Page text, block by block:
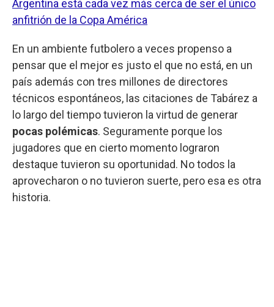
Argentina está cada vez más cerca de ser el único
anfitrión de la Copa América
En un ambiente futbolero a veces propenso a
pensar que el mejor es justo el que no está, en un
país además con tres millones de directores
técnicos espontáneos, las citaciones de Tabárez a
lo largo del tiempo tuvieron la virtud de generar
pocas polémicas. Seguramente porque los
jugadores que en cierto momento lograron
destaque tuvieron su oportunidad. No todos la
aprovecharon o no tuvieron suerte, pero esa es otra
historia.